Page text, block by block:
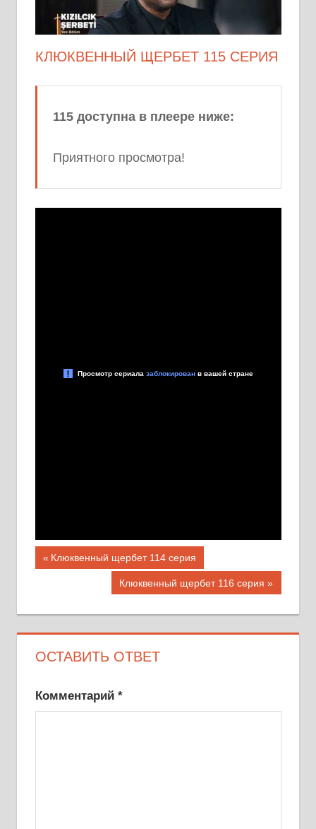
КЛЮКВЕННЫЙ ЩЕРБЕТ 115 СЕРИЯ
115 доступна в плеере ниже:
Приятного просмотра!
Навигация
записям
Предыдущая
Клюквенный щербет 114 серия
Следующая
Клюквенный щербет 116 серия
ОСТАВИТЬ ОТВЕТ
Комментарий *